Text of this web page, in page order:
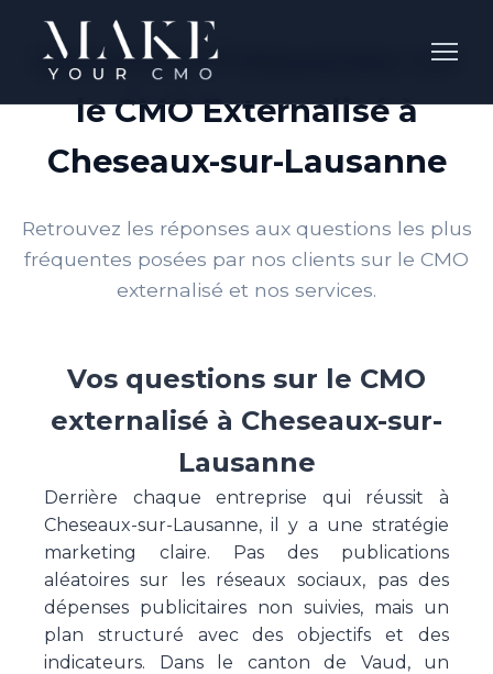
Questions Fréquentes sur
le CMO Externalisé à
Cheseaux-sur-Lausanne
Retrouvez les réponses aux questions les plus
fréquentes posées par nos clients sur le CMO
externalisé et nos services.
Vos questions sur le CMO
externalisé à Cheseaux-sur-
Lausanne
Derrière chaque entreprise qui réussit à
Cheseaux-sur-Lausanne, il y a une stratégie
marketing claire. Pas des publications
aléatoires sur les réseaux sociaux, pas des
dépenses publicitaires non suivies, mais un
plan structuré avec des objectifs et des
indicateurs. Dans le canton de Vaud, un